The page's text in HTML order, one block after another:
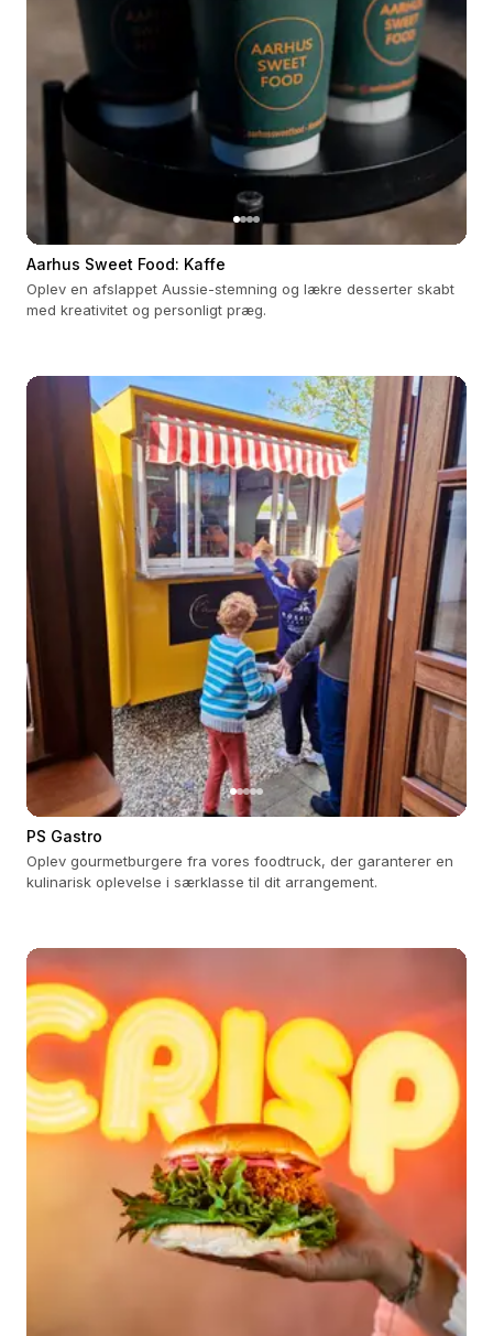
Aarhus Sweet Food: Kaffe
Oplev en afslappet Aussie-stemning og lækre desserter skabt
med kreativitet og personligt præg.
PS Gastro
Oplev gourmetburgere fra vores foodtruck, der garanterer en
kulinarisk oplevelse i særklasse til dit arrangement.